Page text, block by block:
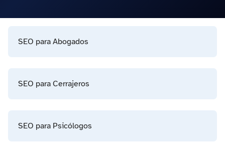
SEO para Abogados
SEO para Cerrajeros
SEO para Psicólogos